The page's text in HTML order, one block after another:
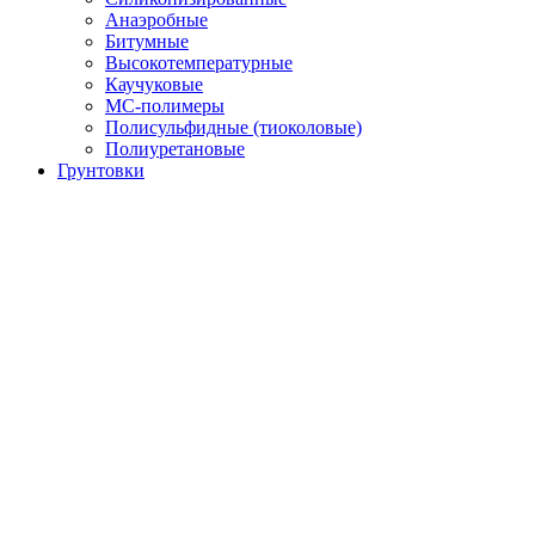
Анаэробные
Битумные
Высокотемпературные
Каучуковые
МС-полимеры
Полисульфидные (тиоколовые)
Полиуретановые
Грунтовки